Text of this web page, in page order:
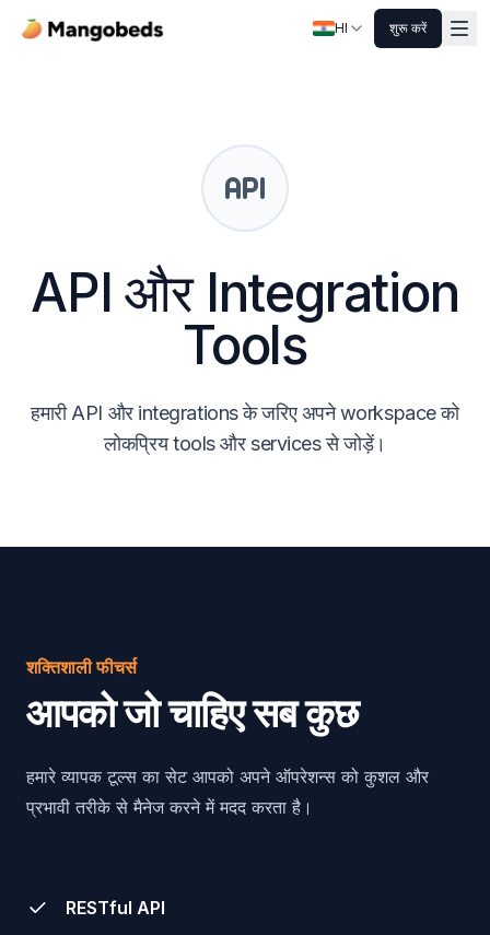
HI शुरू करें
API और Integration
Tools
हमारी API और integrations के जरिए अपने workspace को
लोकप्रिय tools और services से जोड़ें।
शक्तिशाली फीचर्स
आपको जो चाहिए सब कुछ
हमारे व्यापक टूल्स का सेट आपको अपने ऑपरेशन्स को कुशल और
प्रभावी तरीके से मैनेज करने में मदद करता है।
RESTful API